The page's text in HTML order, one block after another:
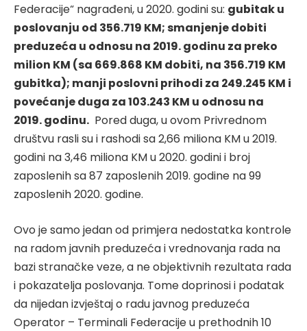
Federacije“ nagrađeni, u 2020. godini su: gubitak u
poslovanju od 356.719 KM; smanjenje dobiti
preduzeća u odnosu na 2019. godinu za preko
milion KM (sa 669.868 KM dobiti, na 356.719 KM
gubitka); manji poslovni prihodi za 249.245 KM i
povećanje duga za 103.243 KM u odnosu na
2019. godinu. Pored duga, u ovom Privrednom
društvu rasli su i rashodi sa 2,66 miliona KM u 2019.
godini na 3,46 miliona KM u 2020. godini i broj
zaposlenih sa 87 zaposlenih 2019. godine na 99
zaposlenih 2020. godine.
Ovo je samo jedan od primjera nedostatka kontrole
na radom javnih preduzeća i vrednovanja rada na
bazi stranačke veze, a ne objektivnih rezultata rada
i pokazatelja poslovanja. Tome doprinosi i podatak
da nijedan izvještaj o radu javnog preduzeća
Operator – Terminali Federacije u prethodnih 10